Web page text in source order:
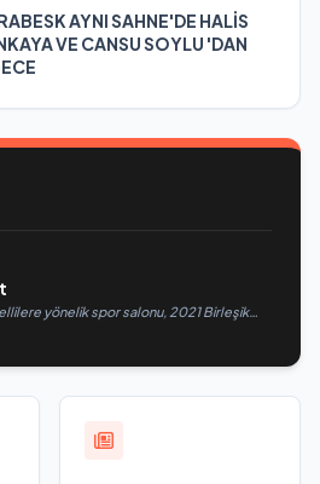
AYNI SAHNE'DE HALİS
VE CANSU SOYLU 'DAN
yönelik spor salonu, 2021 Birleşik